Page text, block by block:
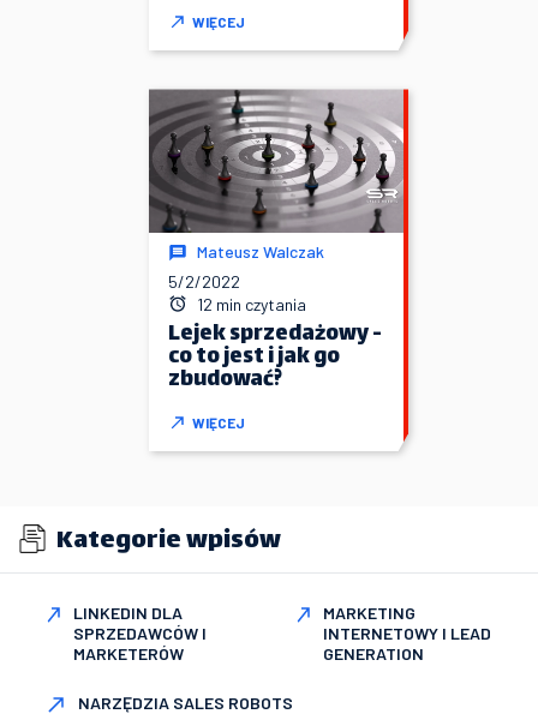
WIĘCEJ
Mateusz Walczak
5/2/2022
12 min czytania
Lejek sprzedażowy -
co to jest i jak go
zbudować?
WIĘCEJ
Kategorie wpisów
LINKEDIN DLA
SPRZEDAWCÓW I
MARKETERÓW
MARKETING
INTERNETOWY I LEAD
GENERATION
NARZĘDZIA SALES ROBOTS